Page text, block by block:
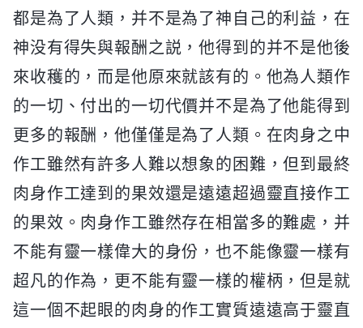
都是為了人類，并不是為了神自己的利益，在
神没有得失與報酬之説，他得到的并不是他後
來收穫的，而是他原來就該有的。他為人類作
的一切、付出的一切代價并不是為了他能得到
更多的報酬，他僅僅是為了人類。在肉身之中
作工雖然有許多人難以想象的困難，但到最終
肉身作工達到的果效還是遠遠超過靈直接作工
的果效。肉身作工雖然存在相當多的難處，并
不能有靈一樣偉大的身份，也不能像靈一樣有
超凡的作為，更不能有靈一樣的權柄，但是就
這一個不起眼的肉身的作工實質遠遠高于靈直